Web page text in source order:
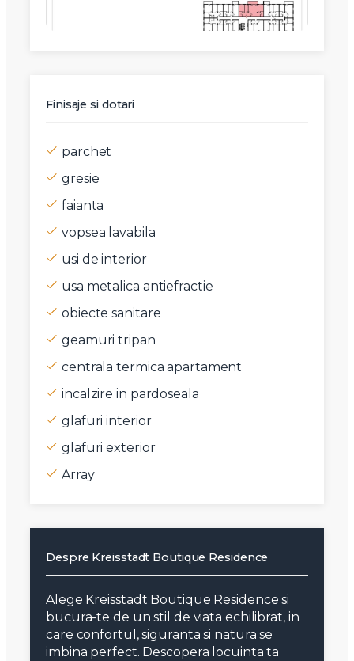
Finisaje si dotari
parchet
gresie
faianta
vopsea lavabila
usi de interior
usa metalica antiefractie
obiecte sanitare
geamuri tripan
centrala termica apartament
incalzire in pardoseala
glafuri interior
glafuri exterior
Array
Despre Kreisstadt Boutique Residence
Alege Kreisstadt Boutique Residence si
bucura-te de un stil de viata echilibrat, in
care confortul, siguranta si natura se
imbina perfect. Descopera locuinta ta